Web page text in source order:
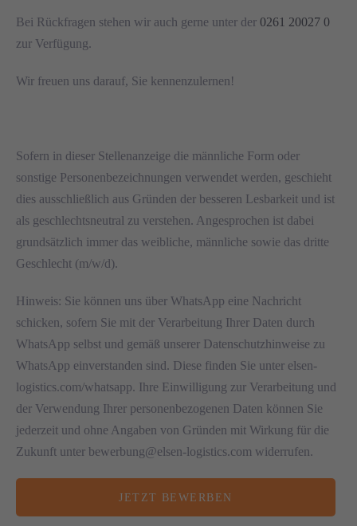
Bei Rückfragen stehen wir auch gerne unter der 0261 20027 0
zur Verfügung.
Wir freuen uns darauf, Sie kennenzulernen!
Sofern in dieser Stellenanzeige die männliche Form oder
sonstige Personenbezeichnungen verwendet werden, geschieht
dies ausschließlich aus Gründen der besseren Lesbarkeit und ist
als geschlechtsneutral zu verstehen. Angesprochen ist dabei
grundsätzlich immer das weibliche, männliche sowie das dritte
Geschlecht (m/w/d).
Hinweis: Sie können uns über WhatsApp eine Nachricht
schicken, sofern Sie mit der Verarbeitung Ihrer Daten durch
WhatsApp selbst und gemäß unserer Datenschutzhinweise zu
WhatsApp einverstanden sind. Diese finden Sie unter elsen-
logistics.com/whatsapp. Ihre Einwilligung zur Verarbeitung und
der Verwendung Ihrer personenbezogenen Daten können Sie
jederzeit und ohne Angaben von Gründen mit Wirkung für die
Zukunft unter bewerbung@elsen-logistics.com widerrufen.
JETZT BEWERBEN